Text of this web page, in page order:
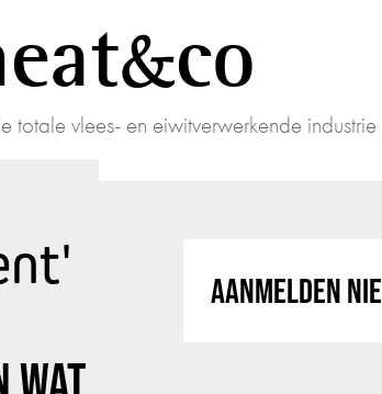
co
totale vlees- en eiwitverwerkende industrie
WAT
AANMELDEN